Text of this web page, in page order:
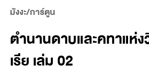
มังงะ/การ์ตูน
ตำนานดาบและคทาแห่
เรีย เล่ม 02